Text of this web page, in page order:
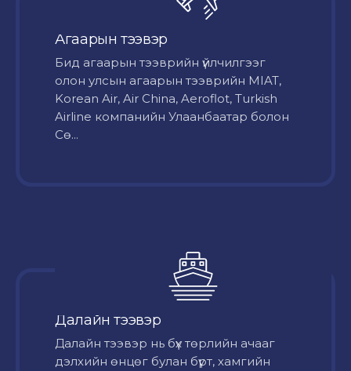
Агаарын тээвэр
Бид агаарын тээврийн үйлчилгээг
олон улсын агаарын тээврийн MIAT,
Korean Air, Air China, Aeroflot, Turkish
Airline компанийн Улаанбаатар болон
Сө...
Далайн тээвэр
Далайн тээвэр нь бүх төрлийн ачааг
дэлхийн өнцөг булан бүрт, хамгийн